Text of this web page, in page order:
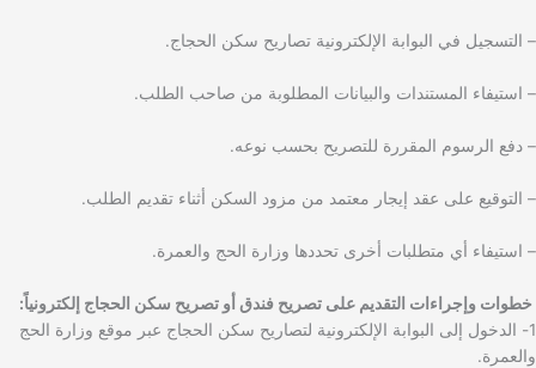
– التسجيل في البوابة الإلكترونية تصاريح سكن الحجاج.
– استيفاء المستندات والبيانات المطلوبة من صاحب الطلب.
– دفع الرسوم المقررة للتصريح بحسب نوعه.
– التوقيع على عقد إيجار معتمد من مزود السكن أثناء تقديم الطلب.
– استيفاء أي متطلبات أخرى تحددها وزارة الحج والعمرة.
خطوات وإجراءات التقديم على تصريح فندق أو تصريح سكن الحجاج إلكترونياً:
1- الدخول إلى البوابة الإلكترونية لتصاريح سكن الحجاج عبر موقع وزارة الحج
والعمرة.